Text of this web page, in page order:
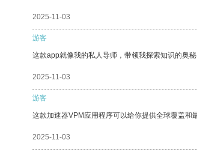
2025-11-03
游客
这款app就像我的私人导师，带领我探索知识的奥秘
2025-11-03
游客
这款加速器VPM应用程序可以给你提供全球覆盖和
2025-11-03